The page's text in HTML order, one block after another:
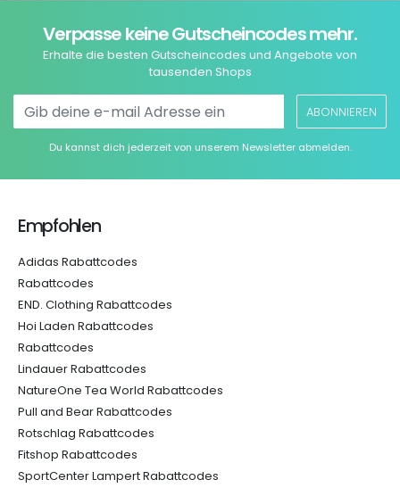
Verpasse keine Gutscheincodes mehr.
Erhalte die besten Gutscheincodes und Angebote von
tausenden Shops
ABONNIEREN
Du kannst dich jederzeit von unserem Newsletter abmelden.
Empfohlen
Adidas Rabattcodes
Rabattcodes
END. Clothing Rabattcodes
Hoi Laden Rabattcodes
Rabattcodes
Lindauer Rabattcodes
NatureOne Tea World Rabattcodes
Pull and Bear Rabattcodes
Rotschlag Rabattcodes
Fitshop Rabattcodes
SportCenter Lampert Rabattcodes